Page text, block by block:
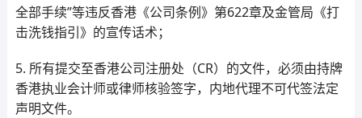
全部手续”等违反香港《公司条例》第622章及金管局《打
击洗钱指引》的宣传话术；
5. 所有提交至香港公司注册处（CR）的文件，必须由持牌
香港执业会计师或律师核验签字，内地代理不可代签法定
声明文件。